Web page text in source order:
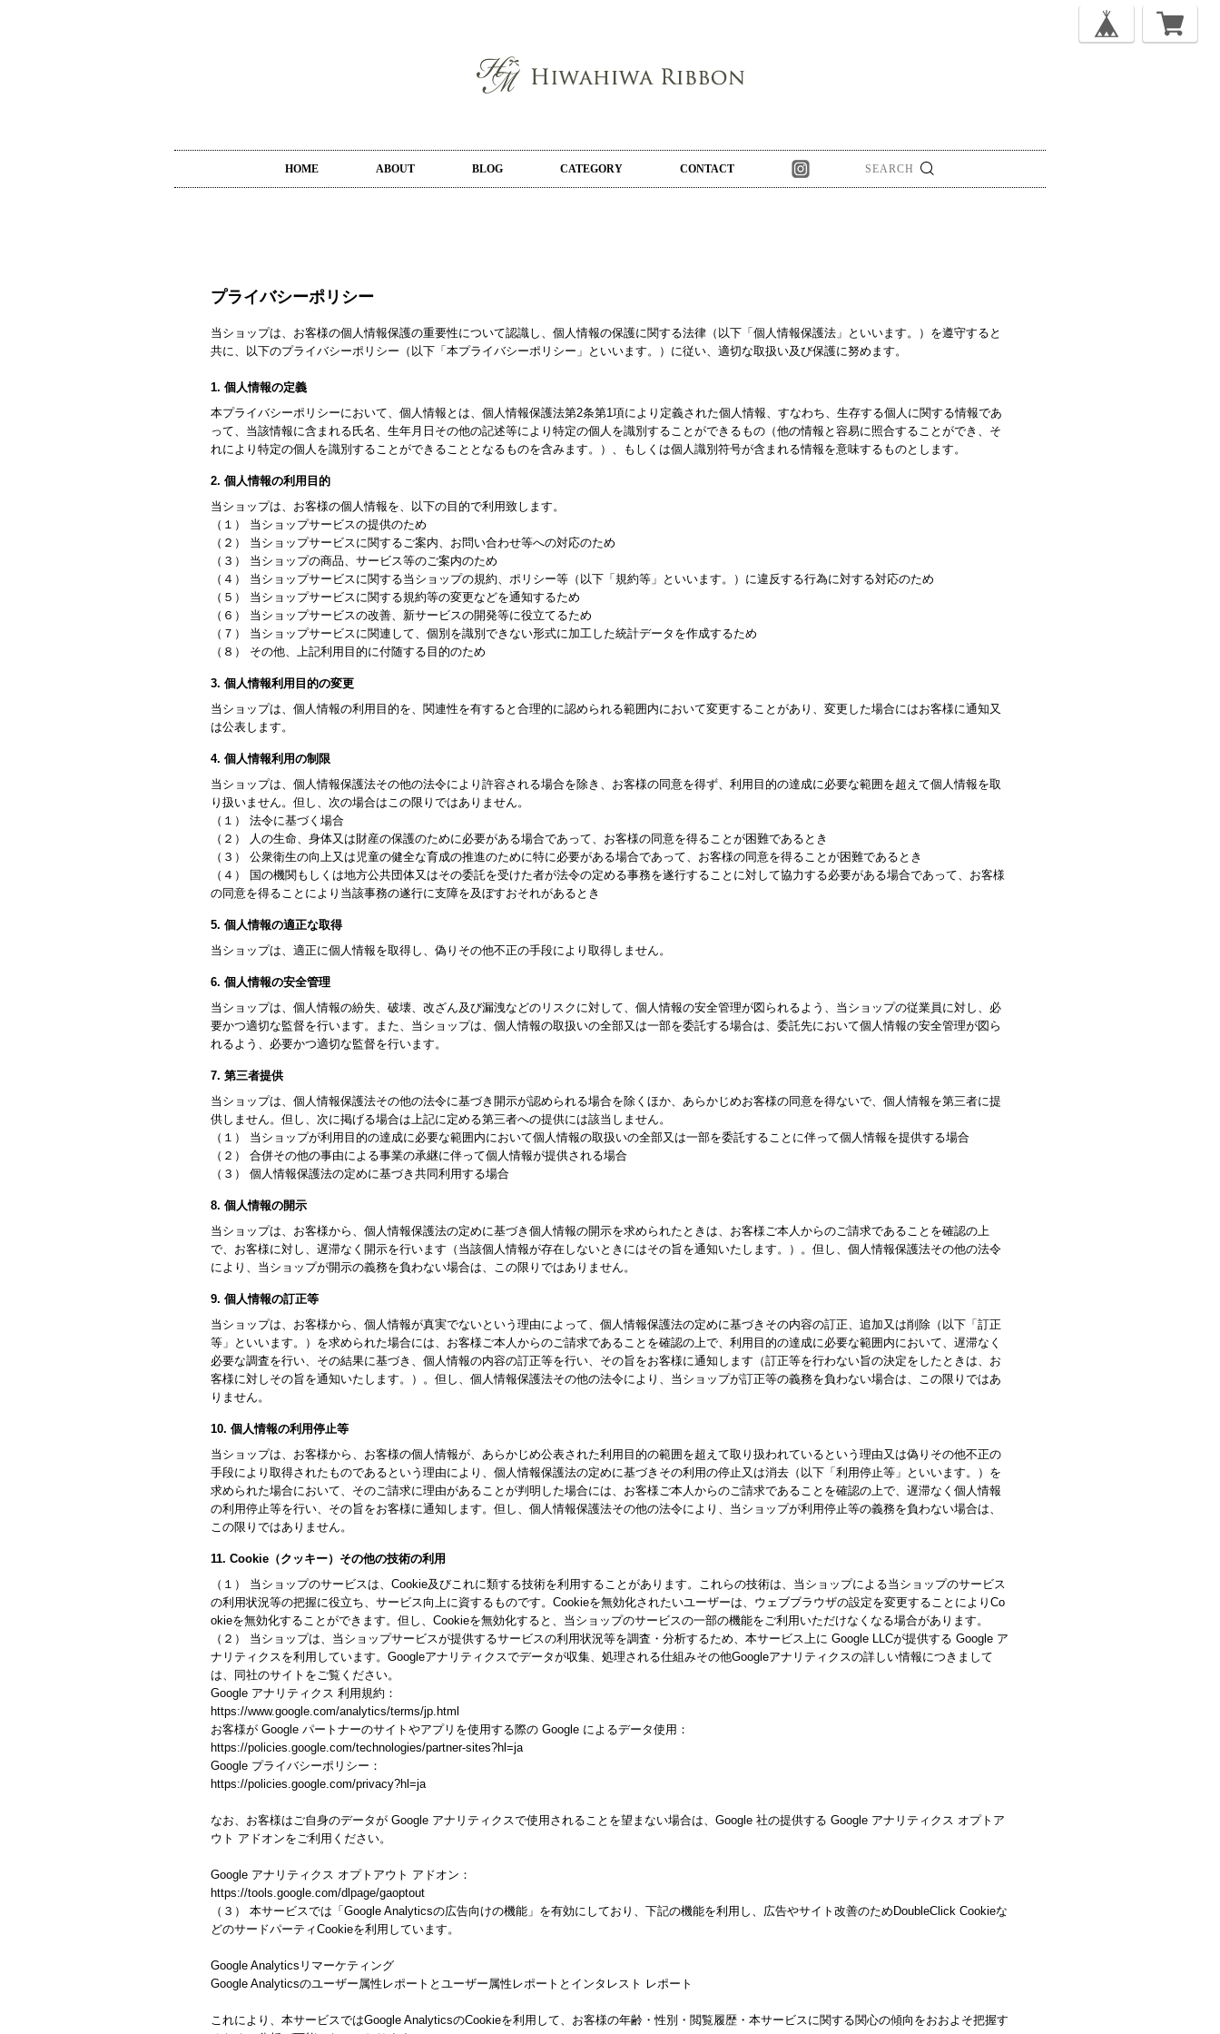
HOME ABOUT BLOG CATEGORY CONTACT
プライバシーポリシー
当ショップは、お客様の個人情報保護の重要性について認識し、個人情報の保護に関する法律（以下「個人情報保護法」といいます。）を遵守すると
共に、以下のプライバシーポリシー（以下「本プライバシーポリシー」といいます。）に従い、適切な取扱い及び保護に努めます。
1. 個人情報の定義
本プライバシーポリシーにおいて、個人情報とは、個人情報保護法第2条第1項により定義された個人情報、すなわち、生存する個人に関する情報であ
って、当該情報に含まれる氏名、生年月日その他の記述等により特定の個人を識別することができるもの（他の情報と容易に照合することができ、そ
れにより特定の個人を識別することができることとなるものを含みます。）、もしくは個人識別符号が含まれる情報を意味するものとします。
2. 個人情報の利用目的
当ショップは、お客様の個人情報を、以下の目的で利用致します。
（１） 当ショップサービスの提供のため
（２） 当ショップサービスに関するご案内、お問い合わせ等への対応のため
（３） 当ショップの商品、サービス等のご案内のため
（４） 当ショップサービスに関する当ショップの規約、ポリシー等（以下「規約等」といいます。）に違反する行為に対する対応のため
（５） 当ショップサービスに関する規約等の変更などを通知するため
（６） 当ショップサービスの改善、新サービスの開発等に役立てるため
（７） 当ショップサービスに関連して、個別を識別できない形式に加工した統計データを作成するため
（８） その他、上記利用目的に付随する目的のため
3. 個人情報利用目的の変更
当ショップは、個人情報の利用目的を、関連性を有すると合理的に認められる範囲内において変更することがあり、変更した場合にはお客様に通知又
は公表します。
4. 個人情報利用の制限
当ショップは、個人情報保護法その他の法令により許容される場合を除き、お客様の同意を得ず、利用目的の達成に必要な範囲を超えて個人情報を取
り扱いません。但し、次の場合はこの限りではありません。
（１） 法令に基づく場合
（２） 人の生命、身体又は財産の保護のために必要がある場合であって、お客様の同意を得ることが困難であるとき
（３） 公衆衛生の向上又は児童の健全な育成の推進のために特に必要がある場合であって、お客様の同意を得ることが困難であるとき
（４） 国の機関もしくは地方公共団体又はその委託を受けた者が法令の定める事務を遂行することに対して協力する必要がある場合であって、お客様
の同意を得ることにより当該事務の遂行に支障を及ぼすおそれがあるとき
5. 個人情報の適正な取得
当ショップは、適正に個人情報を取得し、偽りその他不正の手段により取得しません。
6. 個人情報の安全管理
当ショップは、個人情報の紛失、破壊、改ざん及び漏洩などのリスクに対して、個人情報の安全管理が図られるよう、当ショップの従業員に対し、必
要かつ適切な監督を行います。また、当ショップは、個人情報の取扱いの全部又は一部を委託する場合は、委託先において個人情報の安全管理が図ら
れるよう、必要かつ適切な監督を行います。
7. 第三者提供
当ショップは、個人情報保護法その他の法令に基づき開示が認められる場合を除くほか、あらかじめお客様の同意を得ないで、個人情報を第三者に提
供しません。但し、次に掲げる場合は上記に定める第三者への提供には該当しません。
（１） 当ショップが利用目的の達成に必要な範囲内において個人情報の取扱いの全部又は一部を委託することに伴って個人情報を提供する場合
（２） 合併その他の事由による事業の承継に伴って個人情報が提供される場合
（３） 個人情報保護法の定めに基づき共同利用する場合
8. 個人情報の開示
当ショップは、お客様から、個人情報保護法の定めに基づき個人情報の開示を求められたときは、お客様ご本人からのご請求であることを確認の上
で、お客様に対し、遅滞なく開示を行います（当該個人情報が存在しないときにはその旨を通知いたします。）。但し、個人情報保護法その他の法令
により、当ショップが開示の義務を負わない場合は、この限りではありません。
9. 個人情報の訂正等
当ショップは、お客様から、個人情報が真実でないという理由によって、個人情報保護法の定めに基づきその内容の訂正、追加又は削除（以下「訂正
等」といいます。）を求められた場合には、お客様ご本人からのご請求であることを確認の上で、利用目的の達成に必要な範囲内において、遅滞なく
必要な調査を行い、その結果に基づき、個人情報の内容の訂正等を行い、その旨をお客様に通知します（訂正等を行わない旨の決定をしたときは、お
客様に対しその旨を通知いたします。）。但し、個人情報保護法その他の法令により、当ショップが訂正等の義務を負わない場合は、この限りではあ
りません。
10. 個人情報の利用停止等
当ショップは、お客様から、お客様の個人情報が、あらかじめ公表された利用目的の範囲を超えて取り扱われているという理由又は偽りその他不正の
手段により取得されたものであるという理由により、個人情報保護法の定めに基づきその利用の停止又は消去（以下「利用停止等」といいます。）を
求められた場合において、そのご請求に理由があることが判明した場合には、お客様ご本人からのご請求であることを確認の上で、遅滞なく個人情報
の利用停止等を行い、その旨をお客様に通知します。但し、個人情報保護法その他の法令により、当ショップが利用停止等の義務を負わない場合は、
この限りではありません。
11. Cookie（クッキー）その他の技術の利用
（１） 当ショップのサービスは、Cookie及びこれに類する技術を利用することがあります。これらの技術は、当ショップによる当ショップのサービス
の利用状況等の把握に役立ち、サービス向上に資するものです。Cookieを無効化されたいユーザーは、ウェブブラウザの設定を変更することによりCo
okieを無効化することができます。但し、Cookieを無効化すると、当ショップのサービスの一部の機能をご利用いただけなくなる場合があります。
（２） 当ショップは、当ショップサービスが提供するサービスの利用状況等を調査・分析するため、本サービス上に Google LLCが提供する Google ア
ナリティクスを利用しています。Googleアナリティクスでデータが収集、処理される仕組みその他Googleアナリティクスの詳しい情報につきまして
は、同社のサイトをご覧ください。
Google アナリティクス 利用規約：
https://www.google.com/analytics/terms/jp.html
お客様が Google パートナーのサイトやアプリを使用する際の Google によるデータ使用：
https://policies.google.com/technologies/partner-sites?hl=ja
Google プライバシーポリシー：
https://policies.google.com/privacy?hl=ja
なお、お客様はご自身のデータが Google アナリティクスで使用されることを望まない場合は、Google 社の提供する Google アナリティクス オプトア
ウト アドオンをご利用ください。
Google アナリティクス オプトアウト アドオン：
https://tools.google.com/dlpage/gaoptout
（３） 本サービスでは「Google Analyticsの広告向けの機能」を有効にしており、下記の機能を利用し、広告やサイト改善のためDoubleClick Cookieな
どのサードパーティCookieを利用しています。
Google Analyticsリマーケティング
Google Analyticsのユーザー属性レポートとユーザー属性レポートとインタレスト レポート
これにより、本サービスではGoogle AnalyticsのCookieを利用して、お客様の年齢・性別・閲覧履歴・本サービスに関する関心の傾向をおおよそ把握す